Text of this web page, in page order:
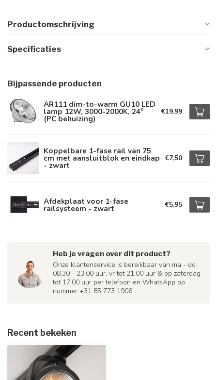
Productomschrijving
Specificaties
Bijpassende producten
AR111 dim-to-warm GU10 LED
lamp 12W, 3000-2000K, 24°
(PC behuizing)
€19,99
Koppelbare 1-fase rail van 75
cm met aansluitblok en eindkap
- zwart
€7,50
Afdekplaat voor 1-fase
railsysteem - zwart €5,95
Heb je vragen over dit product?
Onze klantenservice is bereikbaar van ma - do
08.30 - 23.00 uur, vr tot 21.00 uur & op zaterdag
tot 17.00 uur per telefoon en WhatsApp op
nummer +31 85 773 1906
Recent bekeken